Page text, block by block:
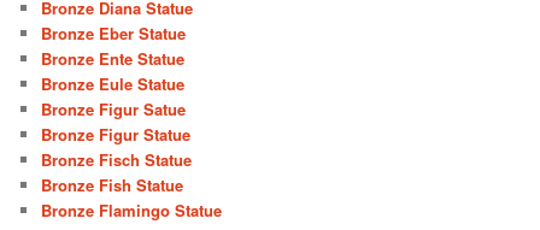
Bronze Diana Statue
Bronze Eber Statue
Bronze Ente Statue
Bronze Eule Statue
Bronze Figur Satue
Bronze Figur Statue
Bronze Fisch Statue
Bronze Fish Statue
Bronze Flamingo Statue